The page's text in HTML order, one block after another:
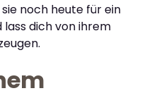
noch heute für ein
dich von ihrem